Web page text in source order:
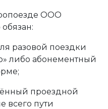
ООО
разовой поездки
либо абонементный
проездной
всего пути